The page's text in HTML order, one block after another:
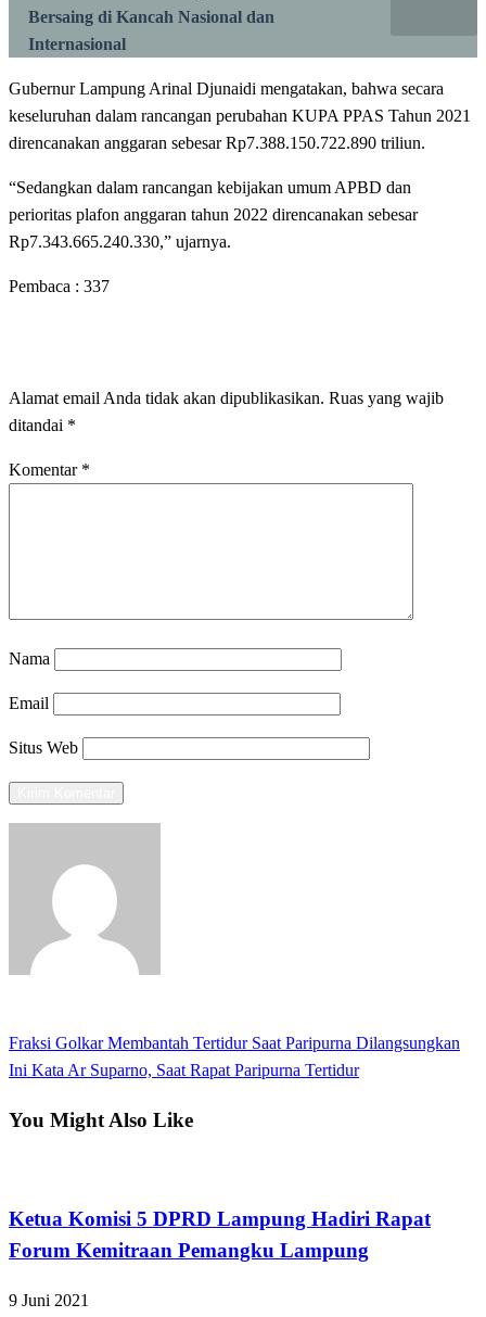
Bersaing di Kancah Nasional dan
Internasional
Gubernur Lampung Arinal Djunaidi mengatakan, bahwa secara
keseluruhan dalam rancangan perubahan KUPA PPAS Tahun 2021
direncanakan anggaran sebesar Rp7.388.150.722.890 triliun.
“Sedangkan dalam rancangan kebijakan umum APBD dan
perioritas plafon anggaran tahun 2022 direncanakan sebesar
Rp7.343.665.240.330,” ujarnya.
Pembaca : 337
Alamat email Anda tidak akan dipublikasikan. Ruas yang wajib
ditandai *
Komentar *
Nama
Email
Situs Web
Navigasi
Previous
Post
Fraksi Golkar Membantah Tertidur Saat Paripurna Dilangsungkan
Next
Ini Kata Ar Suparno, Saat Rapat Paripurna Tertidur
You Might Also Like
Ketua Komisi 5 DPRD Lampung Hadiri Rapat
Forum Kemitraan Pemangku Lampung
9 Juni 2021